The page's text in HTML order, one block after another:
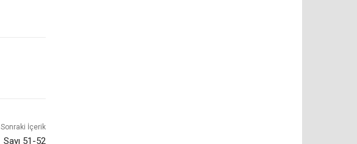
Sonraki İçerik
Sayı 51-52